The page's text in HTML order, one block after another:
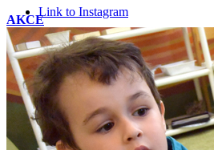
Link to Instagram
AKCE